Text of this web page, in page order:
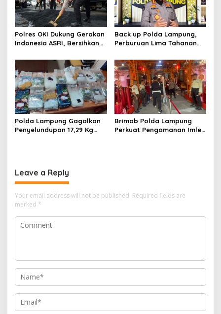
Polres OKI Dukung Gerakan
Indonesia ASRI, Bersihkan
Jalan Berlubang
Back up Polda Lampung,
Perburuan Lima Tahanan
Dipersempit: Ruang Gerak
Pelarian Kian Terkepung
Polda Lampung Gagalkan
Penyelundupan 17,29 Kg
Brimob Polda Lampung
Perkuat Pengamanan Imlek
Leave a Reply
Your email address will not be published. Required fields are
marked *